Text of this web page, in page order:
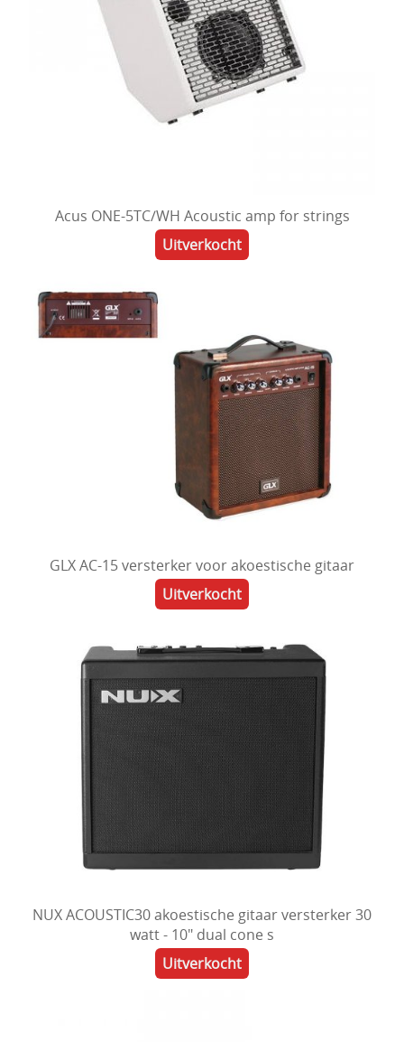
Acus ONE-5TC/WH Acoustic amp for strings
Uitverkocht
GLX AC-15 versterker voor akoestische gitaar
Uitverkocht
NUX ACOUSTIC30 akoestische gitaar versterker 30
watt - 10" dual cone s
Uitverkocht